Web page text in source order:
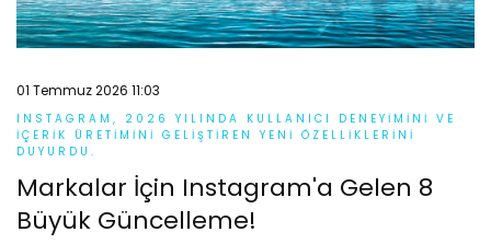
01 Temmuz 2026 11:03
INSTAGRAM, 2026 YILINDA KULLANICI DENEYIMINI VE
IÇERIK ÜRETIMINI GELIŞTIREN YENI ÖZELLIKLERINI
DUYURDU.
Markalar İçin Instagram'a Gelen 8
Büyük Güncelleme!